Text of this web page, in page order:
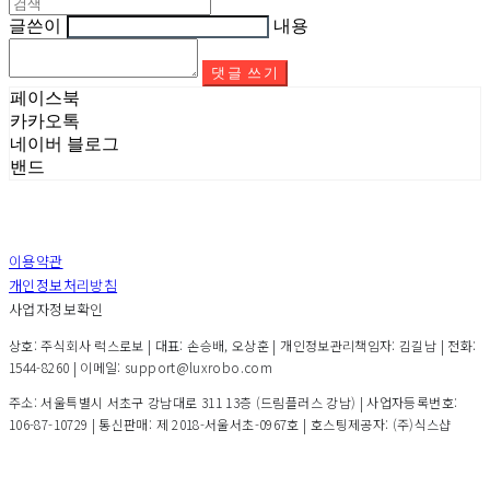
글쓴이 내용
댓글 쓰기
페이스북
카카오톡
네이버 블로그
밴드
이용약관
개인정보처리방침
사업자정보확인
상호: 주식회사 럭스로보 | 대표: 손승배, 오상훈 | 개인정보관리책임자: 김길남 | 전화:
1544-8260 | 이메일: support@luxrobo.com
주소: 서울특별시 서초구 강남대로 311 13층 (드림플러스 강남) | 사업자등록번호:
106-87-10729 | 통신판매: 제 2018-서울서초-0967호 | 호스팅제공자: (주)식스샵